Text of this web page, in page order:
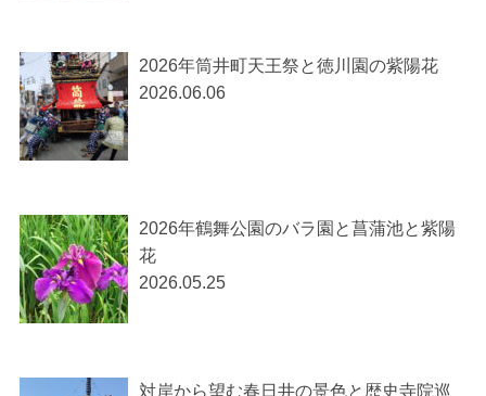
2026年筒井町天王祭と徳川園の紫陽花
2026.06.06
2026年鶴舞公園のバラ園と菖蒲池と紫陽
花
2026.05.25
対岸から望む春日井の景色と歴史寺院巡